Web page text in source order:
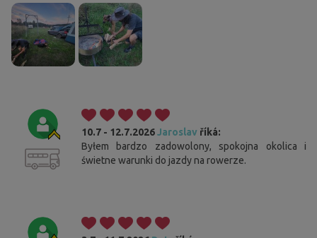
10.7 - 12.7.2026Jaroslav říká:
Byłem bardzo zadowolony, spokojna okolica i
świetne warunki do jazdy na rowerze.